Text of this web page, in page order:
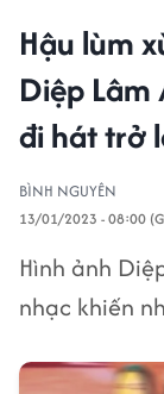
Hậu lùm
Diệp
đi hát trở
BÌNH NGUYÊN
13/01/2023 - 08:00
Hình ảnh
nhạc khiến